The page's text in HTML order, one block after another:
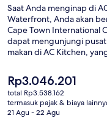
Saat Anda menginap di
Waterfront, Anda akan
Cape Town International
dapat mengunjungi
makan di AC Kitchen,
roti/camilan adalah
lokasi mendapatkan nilai
Harga
saat
ini
Rp3.046.201
Rp3.046.201
total Rp3.538.162
termasuk pajak & biaya
21 Agu - 22 Agu